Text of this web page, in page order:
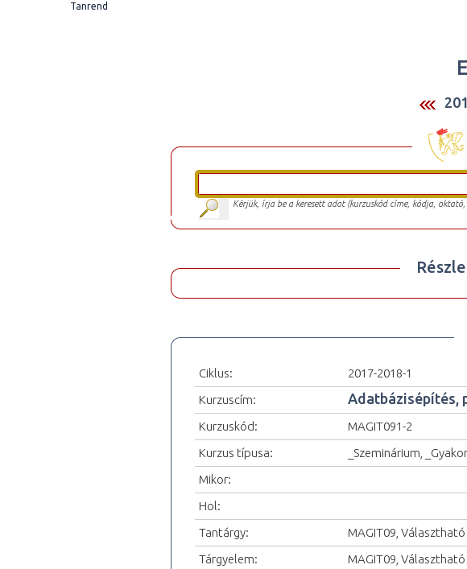
Tanrend
Kérjük, írja be a keresett adat (kurzuskód címe, kódja,
Ciklus:
2017-2018-1
Kurzuscím:
Adatbázisépítés,
Kurzuskód:
MAGIT091-2
Kurzus típusa:
_Szeminárium,
Mikor:
Hol:
Tantárgy:
MAGIT09,
Tárgyelem:
MAGIT09,